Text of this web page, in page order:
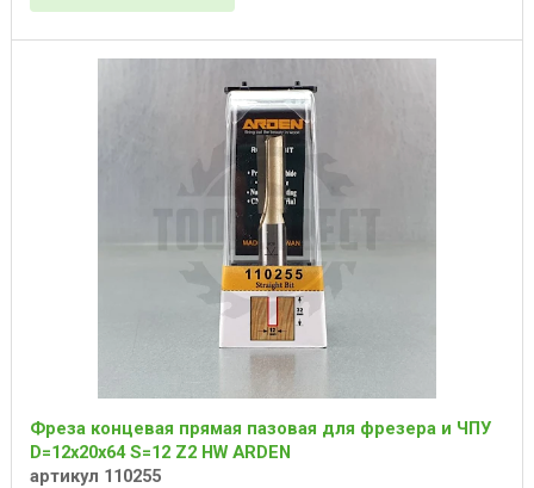
Фреза концевая прямая пазовая для фрезера и ЧПУ
D=12x20x64 S=12 Z2 HW ARDEN
артикул 110255